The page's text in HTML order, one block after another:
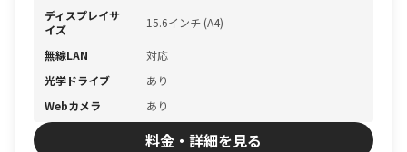
ディスプレイサ
イズ
15.6インチ (A4)
無線LAN
対応
光学ドライブ
あり
Webカメラ
あり
料金・詳細を見る